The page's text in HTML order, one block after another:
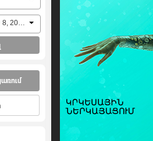
Շաբաթ, Օգոստոս 8, 2026